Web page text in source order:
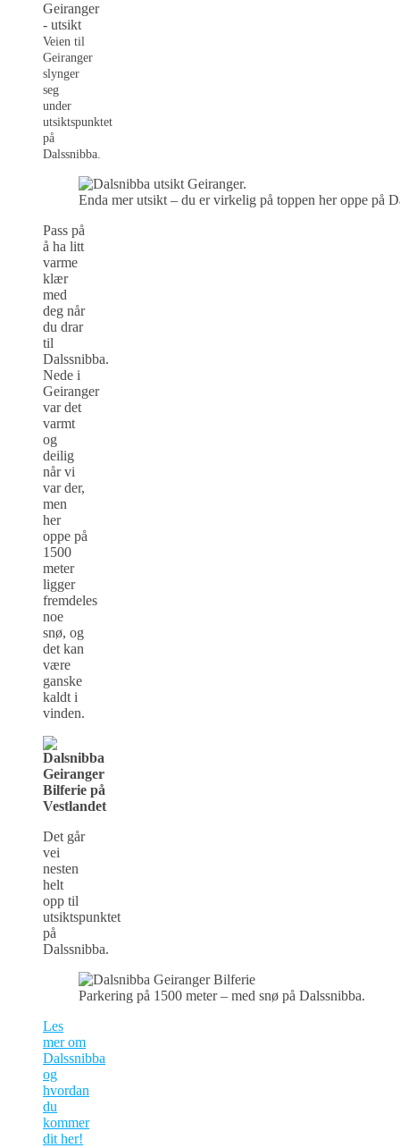
Veien til
Geiranger
slynger
seg
under
utsiktspunktet
på
Dalssnibba.
Enda mer utsikt – du er virkelig på toppen her oppe på
Pass på
å ha litt
varme
klær
med
deg når
du drar
til
Dalssnibba.
Nede i
Geiranger
var det
varmt
og
deilig
når vi
var der,
men
her
oppe på
1500
meter
ligger
fremdeles
noe
snø, og
det kan
være
ganske
kaldt i
vinden.
Det går
vei
nesten
helt
opp til
utsiktspunktet
på
Dalssnibba.
Parkering på 1500 meter – med snø på Dalssnibba.
Les
mer om
Dalssnibba
og
hvordan
du
kommer
dit her!